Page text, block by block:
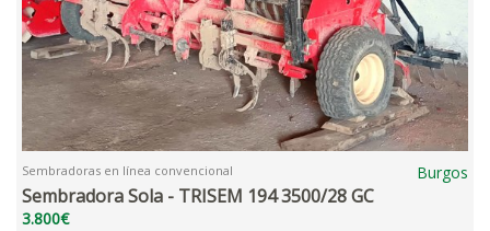
Sembradoras en línea convencional Burgos
Sembradora Sola - TRISEM 194 3500/28 GC
3.800€